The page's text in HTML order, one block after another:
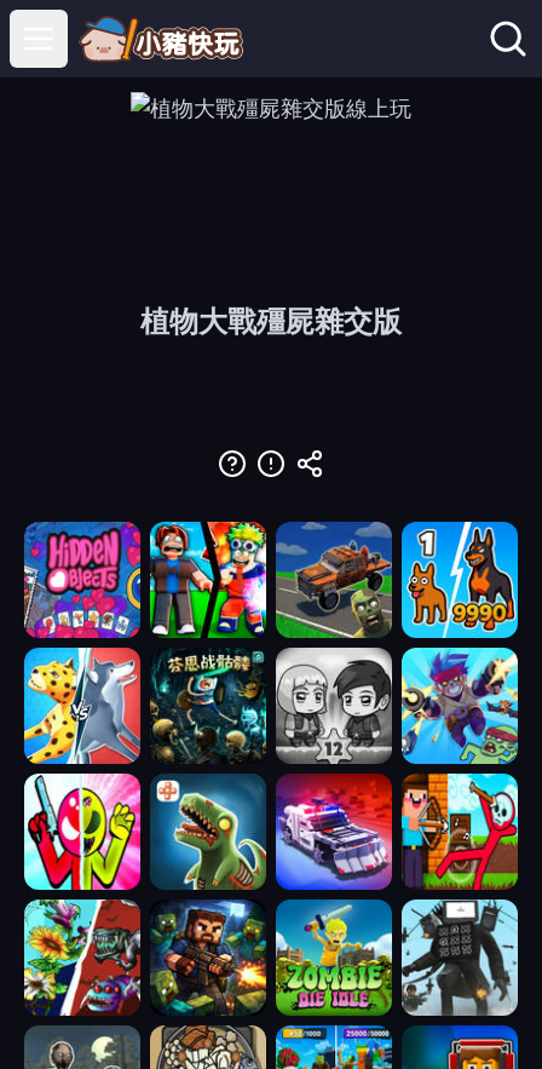
Open main menu
植物大戰殭屍雜交版